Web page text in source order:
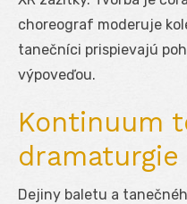
choreograf moderuje
tanečníci prispievajú
výpoveďou.
Kontinuum
dramaturgie
Dejiny baletu a